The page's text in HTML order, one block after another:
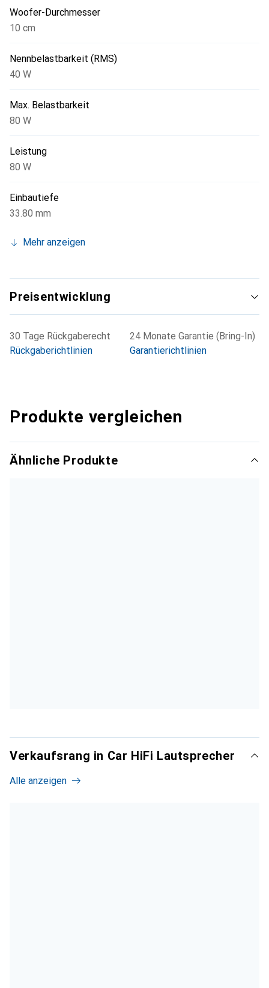
Woofer-Durchmesser
10 cm
Nennbelastbarkeit (RMS)
40 W
Max. Belastbarkeit
80 W
Leistung
80 W
Einbautiefe
33.80 mm
Mehr anzeigen
Preisentwicklung
30 Tage Rückgaberecht
Rückgaberichtlinien
24 Monate Garantie (Bring-In)
Garantierichtlinien
Produkte vergleichen
Ähnliche Produkte
Verkaufsrang in Car HiFi Lautsprecher
Alle anzeigen